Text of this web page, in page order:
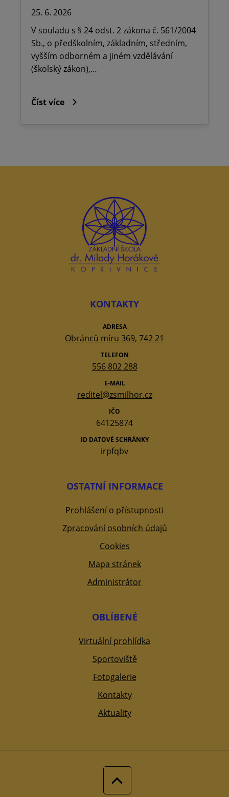
25. 6. 2026
V souladu s § 24 odst. 2 zákona č. 561/2004
Sb., o předškolním, základním, středním,
vyšším odborném a jiném vzdělávání
(školský zákon),…
Číst více
KONTAKTY
ADRESA
Obránců míru 369, 742 21
TELEFON
556 802 288
E-MAIL
reditel@zsmilhor.cz
IČO
64125874
ID DATOVÉ SCHRÁNKY
irpfqbv
OSTATNÍ INFORMACE
Prohlášení o přístupnosti
Zpracování osobních údajů
Cookies
Mapa stránek
Administrátor
OBLÍBENÉ
Virtuální prohlídka
Sportoviště
Fotogalerie
Kontakty
Aktuality